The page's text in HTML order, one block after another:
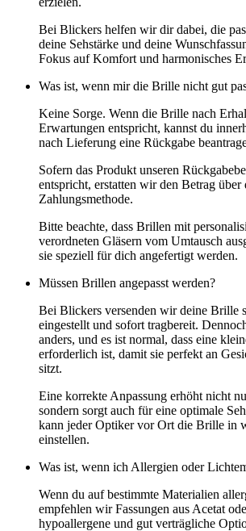
Bei Blickers helfen wir dir dabei, die
deine Sehstärke und deine
Fokus auf Komfort und harmonisches
Was ist, wenn mir die Brille nicht gut
Keine Sorge. Wenn die Brille nach
Erwartungen entspricht, kannst du
nach Lieferung eine Rückgabe
Sofern das Produkt unseren
entspricht, erstatten wir den Betrag
Zahlungsmethode.
Bitte beachte, dass Brillen mit
verordneten Gläsern vom Umtausch
sie speziell für dich angefertigt werden.
Müssen Brillen angepasst werden?
Bei Blickers versenden wir deine Brille
eingestellt und sofort tragbereit.
anders, und es ist normal, dass eine
erforderlich ist, damit sie perfekt an
sitzt.
Eine korrekte Anpassung erhöht nicht
sondern sorgt auch für eine optimale
kann jeder Optiker vor Ort die Brille in
einstellen.
Was ist, wenn ich Allergien oder
Wenn du auf bestimmte Materialien
empfehlen wir Fassungen aus Acetat
hypoallergene und gut verträgliche